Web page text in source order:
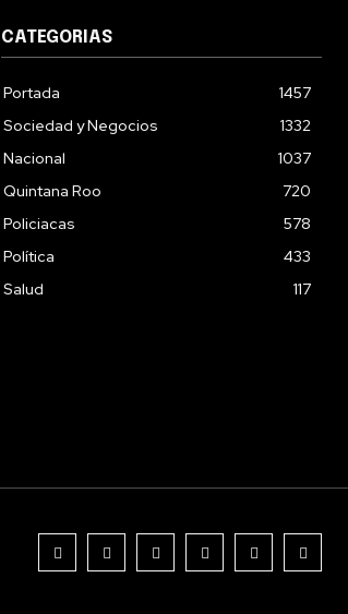
CATEGORIAS
Portada
1457
Sociedad y Negocios
1332
Nacional
1037
Quintana Roo
720
Policiacas
578
Política
433
Salud
117